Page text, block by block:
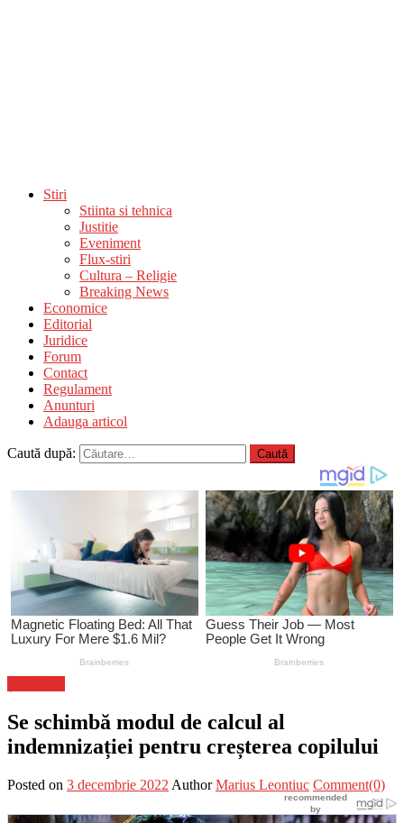
Stiri
Stiinta si tehnica
Justitie
Eveniment
Flux-stiri
Cultura – Religie
Breaking News
Economice
Editorial
Juridice
Forum
Contact
Regulament
Anunturi
Adauga articol
Caută după:
Se schimbă modul de calcul al
indemnizației pentru creșterea copilului
Posted on 3 decembrie 2022 Author Marius Leontiuc Comment(0)